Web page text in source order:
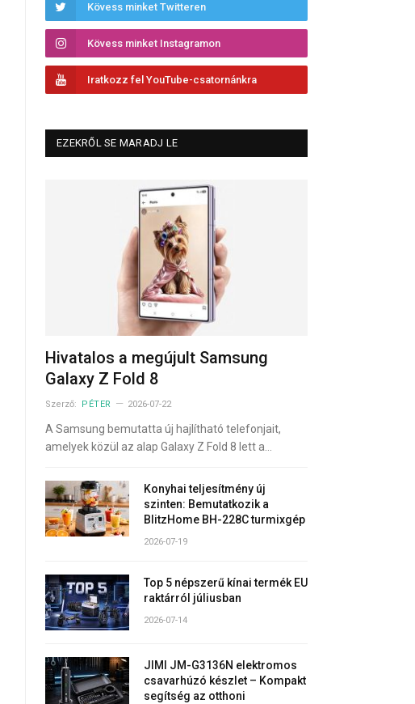
Kövess minket Twitteren
Kövess minket Instagramon
Iratkozz fel YouTube-csatornánkra
EZEKRŐL SE MARADJ LE
Hivatalos a megújult Samsung
Galaxy Z Fold 8
Szerző: PÉTER 2026-07-22
A Samsung bemutatta új hajlítható telefonjait,
amelyek közül az alap Galaxy Z Fold 8 lett a…
Konyhai teljesítmény új
szinten: Bemutatkozik a
BlitzHome BH-228C turmixgép
2026-07-19
Top 5 népszerű kínai termék EU
raktárról júliusban
2026-07-14
JIMI JM-G3136N elektromos
csavarhúzó készlet – Kompakt
segítség az otthoni